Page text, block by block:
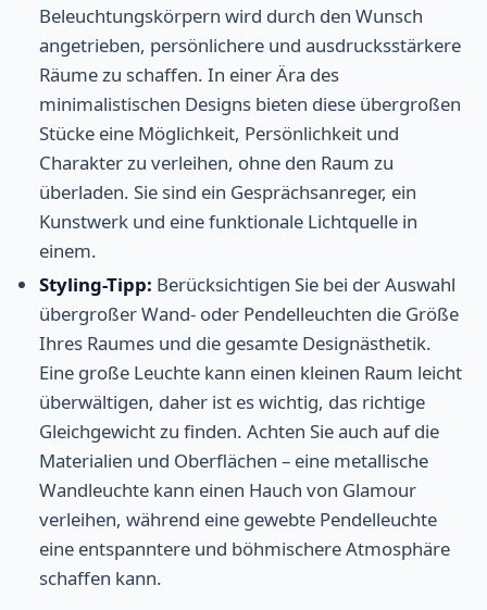
Beleuchtungskörpern wird durch den Wunsch
angetrieben, persönlichere und ausdrucksstärkere
Räume zu schaffen. In einer Ära des
minimalistischen Designs bieten diese übergroßen
Stücke eine Möglichkeit, Persönlichkeit und
Charakter zu verleihen, ohne den Raum zu
überladen. Sie sind ein Gesprächsanreger, ein
Kunstwerk und eine funktionale Lichtquelle in
einem.
Styling-Tipp: Berücksichtigen Sie bei der Auswahl
übergroßer Wand- oder Pendelleuchten die Größe
Ihres Raumes und die gesamte Designästhetik.
Eine große Leuchte kann einen kleinen Raum leicht
überwältigen, daher ist es wichtig, das richtige
Gleichgewicht zu finden. Achten Sie auch auf die
Materialien und Oberflächen – eine metallische
Wandleuchte kann einen Hauch von Glamour
verleihen, während eine gewebte Pendelleuchte
eine entspanntere und böhmischere Atmosphäre
schaffen kann.